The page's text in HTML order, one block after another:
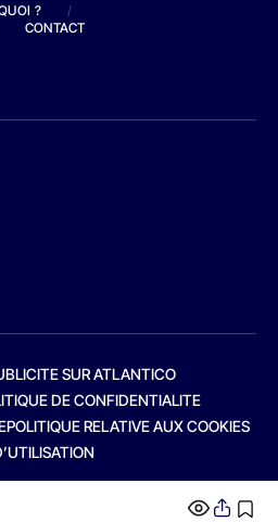
?
/
CONTACT
SUR ATLANTICO
DE CONFIDENTIALITE
POLITIQUE RELATIVE AUX COOKIES